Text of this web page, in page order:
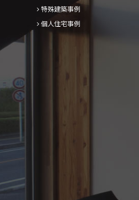
特殊建築事例
個人住宅事例